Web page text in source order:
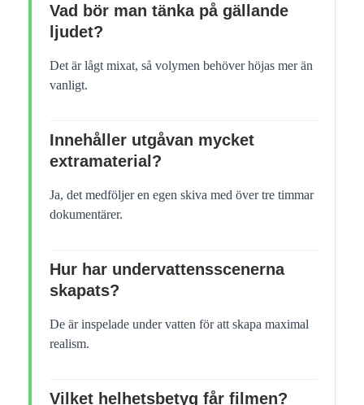
Vad bör man tänka på gällande
ljudet?
Det är lågt mixat, så volymen behöver höjas mer än
vanligt.
Innehåller utgåvan mycket
extramaterial?
Ja, det medföljer en egen skiva med över tre timmar
dokumentärer.
Hur har undervattensscenerna
skapats?
De är inspelade under vatten för att skapa maximal
realism.
Vilket helhetsbetyg får filmen?